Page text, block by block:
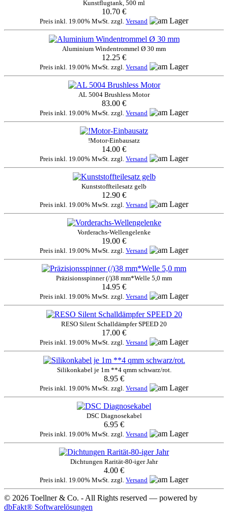
Kunstflugtank, 500 ml
10.70 €
Preis inkl. 19.00% MwSt. zzgl. Versand
Aluminium Windentrommel Ø 30 mm
12.25 €
Preis inkl. 19.00% MwSt. zzgl. Versand
AL 5004 Brushless Motor
83.00 €
Preis inkl. 19.00% MwSt. zzgl. Versand
!Motor-Einbausatz
14.00 €
Preis inkl. 19.00% MwSt. zzgl. Versand
Kunststoffteilesatz gelb
12.90 €
Preis inkl. 19.00% MwSt. zzgl. Versand
Vorderachs-Wellengelenke
19.00 €
Preis inkl. 19.00% MwSt. zzgl. Versand
Präzisionsspinner (/)38 mm*Welle 5,0 mm
14.95 €
Preis inkl. 19.00% MwSt. zzgl. Versand
RESO Silent Schalldämpfer SPEED 20
17.00 €
Preis inkl. 19.00% MwSt. zzgl. Versand
Silikonkabel je 1m **4 qmm schwarz/rot.
8.95 €
Preis inkl. 19.00% MwSt. zzgl. Versand
DSC Diagnosekabel
6.95 €
Preis inkl. 19.00% MwSt. zzgl. Versand
Dichtungen Rarität-80-iger Jahr
4.00 €
Preis inkl. 19.00% MwSt. zzgl. Versand
© 2026 Toellner & Co. - All Rights reserved — powered by
dbFakt® Softwarelösungen